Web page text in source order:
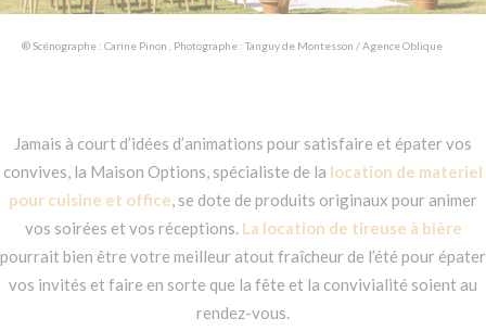
® Scénographe : Carine Pinon , Photographe : Tanguy de Montesson / Agence Oblique
Jamais à court d’idées d’animations pour satisfaire et épater vos
convives, la Maison Options, spécialiste de la location de materiel
pour cuisine et office, se dote de produits originaux pour animer
vos soirées et vos réceptions. La location de tireuse à bière
pourrait bien être votre meilleur atout fraîcheur de l’été pour épater
vos invités et faire en sorte que la fête et la convivialité soient au
rendez-vous.